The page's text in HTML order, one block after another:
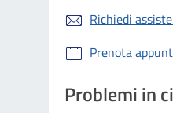
Richiedi
Prenota
Problemi in